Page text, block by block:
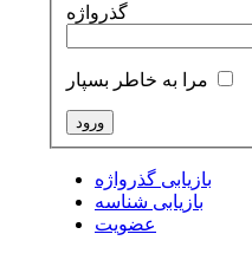
گذرواژه
بازیابی گذرواژه
بازیابی شناسه
عضویت